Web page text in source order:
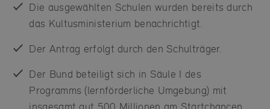
Die ausgewählten Schulen wurden bereits durch
das Kultusministerium benachrichtigt.
Der Antrag erfolgt durch den Schulträger.
Der Bund beteiligt sich in Säule I des
Programms (lernförderliche Umgebung) mit